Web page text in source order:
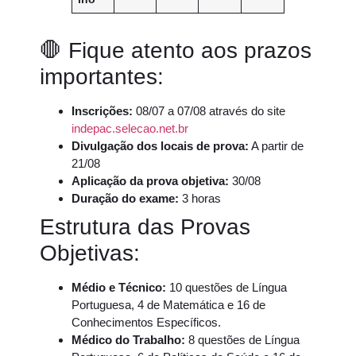
🛑 Fique atento aos prazos
importantes:
Inscrições: 08/07 a 07/08 através do site
indepac.selecao.net.br
Divulgação dos locais de prova: A partir de
21/08
Aplicação da prova objetiva: 30/08
Duração do exame: 3 horas
Estrutura das Provas
Objetivas:
Médio e Técnico: 10 questões de Língua
Portuguesa, 4 de Matemática e 16 de
Conhecimentos Específicos.
Médico do Trabalho: 8 questões de Língua